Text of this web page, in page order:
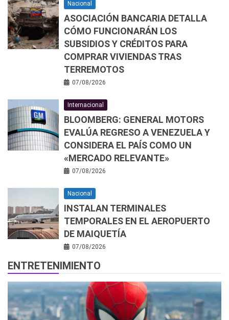
Nacional
ASOCIACIÓN BANCARIA DETALLA
CÓMO FUNCIONARÁN LOS
SUBSIDIOS Y CRÉDITOS PARA
COMPRAR VIVIENDAS TRAS
TERREMOTOS
07/08/2026
Internacional
BLOOMBERG: GENERAL MOTORS
EVALÚA REGRESO A VENEZUELA Y
CONSIDERA EL PAÍS COMO UN
«MERCADO RELEVANTE»
07/08/2026
Nacional
INSTALAN TERMINALES
TEMPORALES EN EL AEROPUERTO
DE MAIQUETÍA
07/08/2026
ENTRETENIMIENTO